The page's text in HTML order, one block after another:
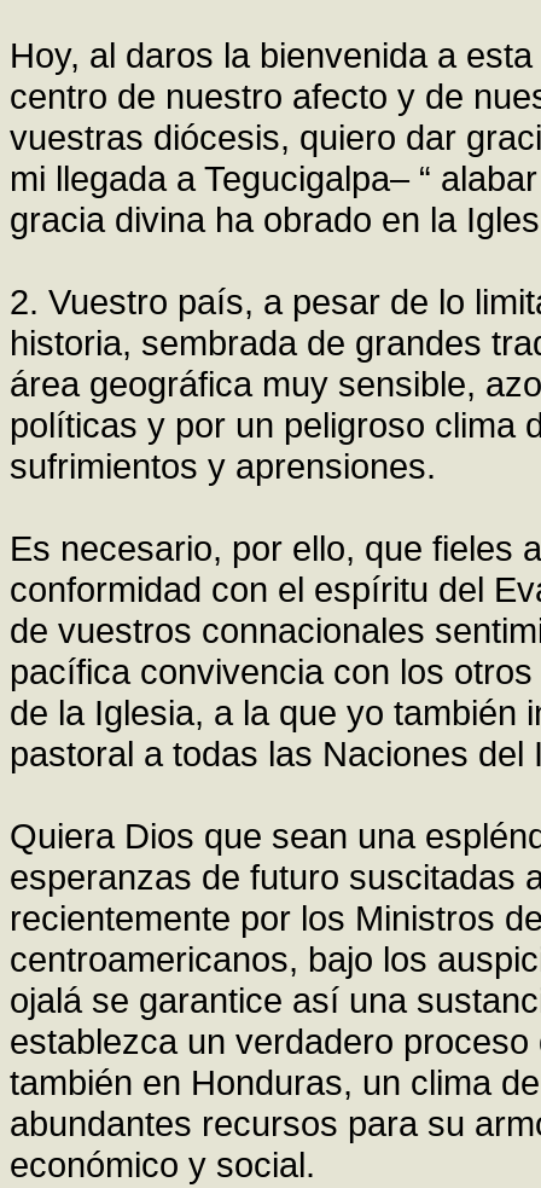
Hoy, al daros la bienvenida a
centro de nuestro afecto y de
vuestras diócesis, quiero dar
mi llegada a Tegucigalpa– “
gracia divina ha obrado en la
2. Vuestro país, a pesar de lo
historia, sembrada de grandes
área geográfica muy sensible,
políticas y por un peligroso clima
sufrimientos y aprensiones.
Es necesario, por ello, que fieles
conformidad con el espíritu del
de vuestros connacionales
pacífica convivencia con los
de la Iglesia, a la que yo también
pastoral a todas las Naciones
Quiera Dios que sean una
esperanzas de futuro suscitadas
recientemente por los Ministros
centroamericanos, bajo los
ojalá se garantice así una
establezca un verdadero
también en Honduras, un clima
abundantes recursos para su
económico y social.